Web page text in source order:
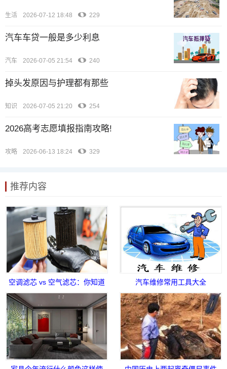
生活 2026-07-12 18:48 229
汽车车贷一般是多少利息
汽车 2026-07-05 21:54 240
掉头发原因与护理都有那些
知识 2026-07-05 21:20 254
2026高考志愿填报指南攻略!
攻略 2026-06-13 18:24 329
推荐内容
空调滤芯 vs 空气滤芯：你知道
它们的区别吗
汽车维修常用工具大全